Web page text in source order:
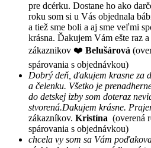
pre dcérku. Dostane ho ako
roku som si u Vás objednala
a tiež sme boli a aj sme veľmi
krásna. Ďakujem Vám ešte raz
zákaznikov ❤️ Belušárová
spárovania s objednávkou)
Dobrý deň, ďakujem krasne za
a čelenku. Všetko je
do detskej izby som doteraz
stvorená.Dakujem krásne.
zákazníkov. Kristína (overená
spárovania s objednávkou)
chcela vy som sa Vám